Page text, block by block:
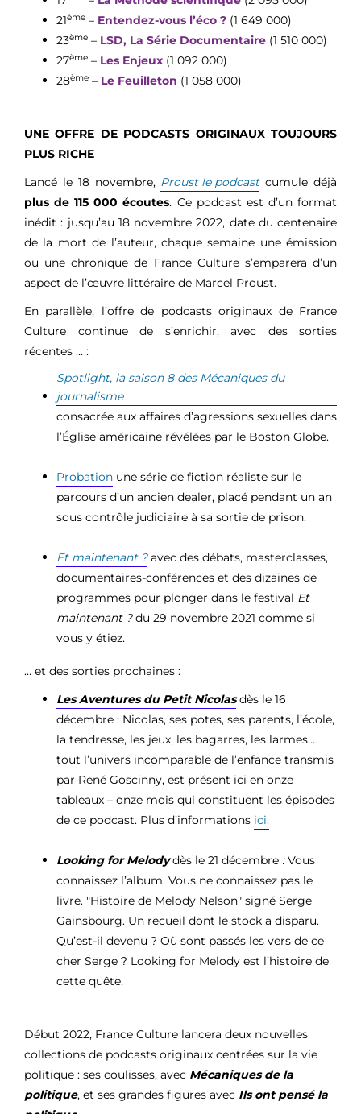
21ème – Entendez-vous l’éco ? (1 649 000)
23ème – LSD, La Série Documentaire (1 510 000)
27ème – Les Enjeux (1 092 000)
28ème – Le Feuilleton (1 058 000)
UNE OFFRE DE PODCASTS ORIGINAUX TOUJOURS
PLUS RICHE
Lancé le 18 novembre, Proust le podcastcumule déjà
plus de 115 000 écoutes. Ce podcast est d’un format
inédit : jusqu’au 18 novembre 2022, date du centenaire
de la mort de l’auteur, chaque semaine une émission
ou une chronique de France Culture s’emparera d’un
aspect de l’œuvre littéraire de Marcel Proust.
En parallèle, l’offre de podcasts originaux de France
Culture continue de s’enrichir, avec des sorties
récentes … :
Spotlight, la saison 8 des Mécaniques du
journalisme
consacrée aux affaires d’agressions sexuelles dans
l’Église américaine révélées par le Boston Globe.
Probation une série de fiction réaliste sur le
parcours d’un ancien dealer, placé pendant un an
sous contrôle judiciaire à sa sortie de prison.
Et maintenant ?avec des débats, masterclasses,
documentaires-conférences et des dizaines de
programmes pour plonger dans le festival Et
maintenant ?du 29 novembre 2021 comme si
vous y étiez.
… et des sorties prochaines :
Les Aventures du Petit Nicolas dès le 16
décembre : Nicolas, ses potes, ses parents, l’école,
la tendresse, les jeux, les bagarres, les larmes…
tout l’univers incomparable de l’enfance transmis
par René Goscinny, est présent ici en onze
tableaux – onze mois qui constituent les épisodes
de ce podcast. Plus d’informations ici.
Looking for Melody dès le 21 décembre :Vous
connaissez l’album. Vous ne connaissez pas le
livre. "Histoire de Melody Nelson" signé Serge
Gainsbourg. Un recueil dont le stock a disparu.
Qu’est-il devenu ? Où sont passés les vers de ce
cher Serge ? Looking for Melody est l’histoire de
cette quête.
Début 2022, France Culture lancera deux nouvelles
collections de podcasts originaux centrées sur la vie
politique : ses coulisses, avec Mécaniques de la
politique, et ses grandes figures avec Ils ont pensé la